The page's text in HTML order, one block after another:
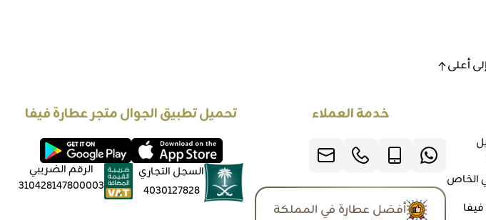
أعلى
الخاص
خدمة العملاء
أفضل عطارة في المملكة
تحميل تطبيق الجوال متجر عطارة فيفا
السجل التجاري
4030127828
الرقم الضريبي
310428147800003